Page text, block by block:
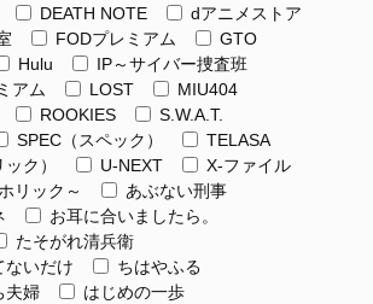
DEATH NOTE
dアニメストア
FODプレミアム
GTO
Hulu
IP～サイバー捜査班
アム
LOST
MIU404
ROOKIES
S.W.A.T.
SPEC（スペック）
TELASA
ク）
U-NEXT
X-ファイル
リック～
あぶない刑事
お耳に合いましたら。
たそがれ清兵衛
ないだけ
ちはやふる
夫婦
はじめの一歩